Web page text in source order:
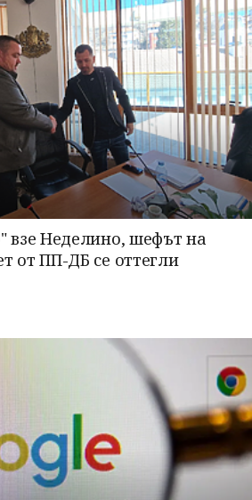
взе Неделино, шефът на
от ПП-ДБ се оттегли